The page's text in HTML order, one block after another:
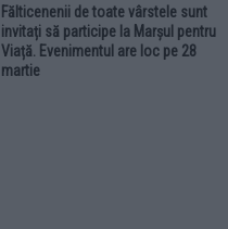
Fălticenenii de toate vârstele sunt
invitați să participe la Marșul pentru
Viață. Evenimentul are loc pe 28
martie